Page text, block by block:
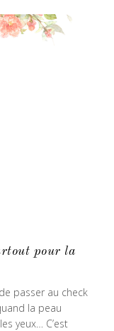
pour la
passer au check
la peau
yeux… C’est